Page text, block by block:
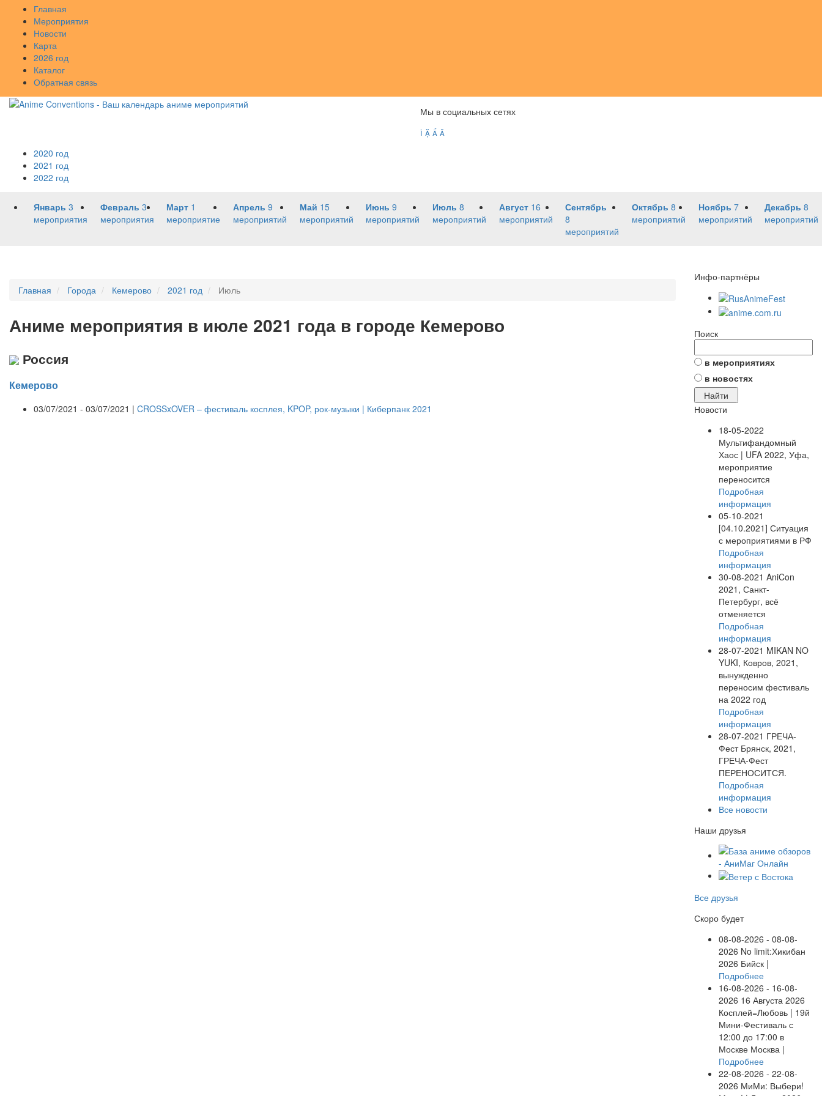
Главная
Мероприятия
Новости
Карта
2026 год
Каталог
Обратная связь
Мы в социальных сетях
   
2020 год
2021 год
2022 год
Январь 3
мероприятия
Февраль 3
мероприятия
Март 1
мероприятие
Апрель 9
мероприятий
Май 15
мероприятий
Июнь 9
мероприятий
Июль 8
мероприятий
Август 16
мероприятий
Сентябрь
8
мероприятий
Октябрь 8
мероприятий
Ноябрь 7
мероприятий
Декабрь 8
мероприятий
Главная Города Кемерово 2021 год Июль
Аниме мероприятия в июле 2021 года в городе Кемерово
Россия
Кемерово
03/07/2021 - 03/07/2021 | CROSSxOVER – фестиваль косплея, KPOP, рок-музыки | Киберпанк 2021
Инфо-партнёры
Поиск
в мероприятиях
в новостях
Новости
18-05-2022
Мультифандомный
Хаос | UFA 2022, Уфа,
мероприятие
переносится
Подробная
информация
05-10-2021
[04.10.2021] Ситуация
с мероприятиями в РФ
Подробная
информация
30-08-2021 AniCon
2021, Санкт-
Петербург, всё
отменяется
Подробная
информация
28-07-2021 MIKAN NO
YUKI, Ковров, 2021,
вынужденно
переносим фестиваль
на 2022 год
Подробная
информация
28-07-2021 ГРЕЧА-
Фест Брянск, 2021,
ГРЕЧА-Фест
ПЕРЕНОСИТСЯ.
Подробная
информация
Все новости
Наши друзья
Все друзья
Скоро будет
08-08-2026 - 08-08-
2026 No limit:Хикибан
2026 Бийск |
Подробнее
16-08-2026 - 16-08-
2026 16 Августа 2026
Косплей=Любовь | 19й
Мини-Фестиваль с
12:00 до 17:00 в
Москве Москва |
Подробнее
22-08-2026 - 22-08-
2026 МиМи: Выбери!